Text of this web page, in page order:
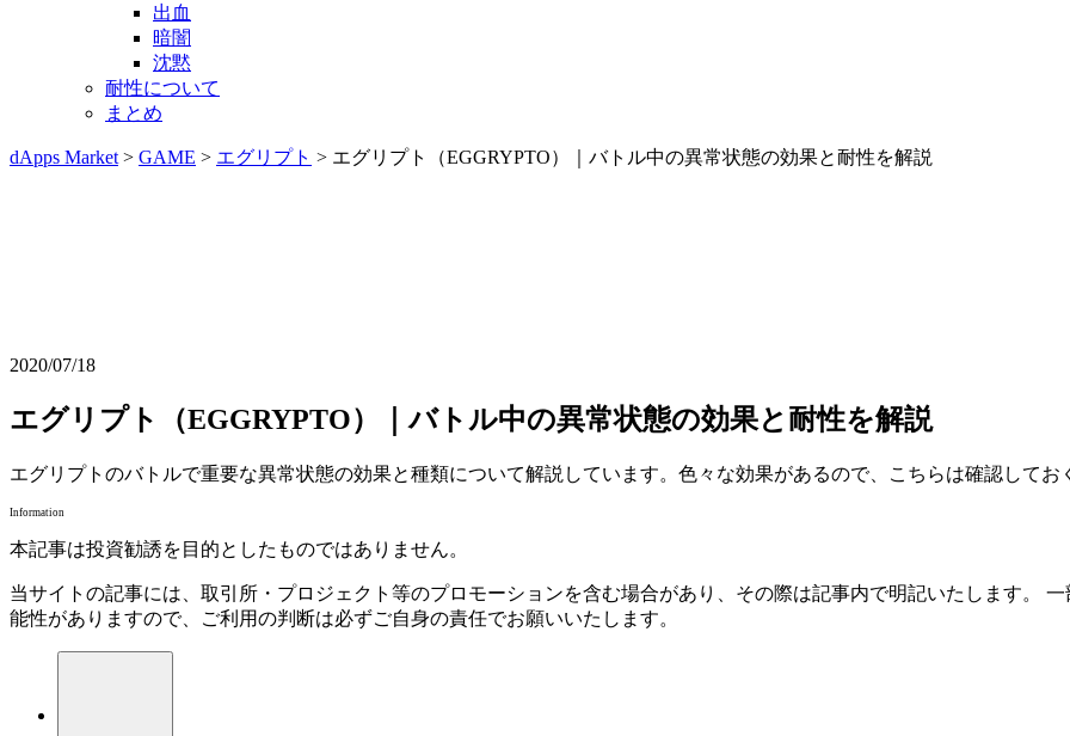
出血
暗闇
沈黙
耐性について
まとめ
dApps Market > GAME > エグリプト > エグリプト（EGGRYPTO）｜バトル中の異常状態の効果と耐性を解説
2020/07/18
エグリプト（EGGRYPTO）｜バトル中の異常状態の効果と耐性を解説
エグリプトのバトルで重要な異常状態の効果と種類について解説しています。色々な効果があるので、こちらは確認してお
Information
本記事は投資勧誘を目的としたものではありません。
当サイトの記事には、取引所・プロジェクト等のプロモーションを含む場合があり、その際は記事内で明記いたします。
能性がありますので、ご利用の判断は必ずご自身の責任でお願いいたします。